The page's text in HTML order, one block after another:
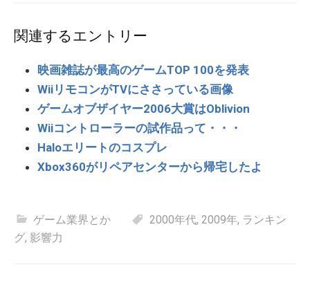
関連するエントリー
映画雑誌が最高のゲームTOP 100を発表
WiiリモコンがTVにささっている画像
ゲームオブザイヤー2006大賞はOblivion
Wiiコントローラーの試作品って・・・
Haloエリートのコスプレ
Xbox360がリペアセンターから帰宅したよ
ゲーム業界とか 2000年代, 2009年, ランキン
グ, 影響力